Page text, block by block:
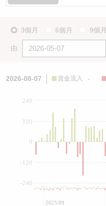
3個月 6個月 9個月
由
2026-08-07 資金流入 -
0
-240
-120
120
240
2025/09